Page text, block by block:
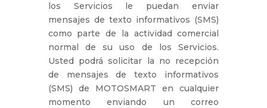
los Servicios le puedan enviar
mensajes de texto informativos (SMS)
como parte de la actividad comercial
normal de su uso de los Servicios.
Usted podrá solicitar la no recepción
de mensajes de texto informativos
(SMS) de MOTOSMART en cualquier
momento enviando un correo